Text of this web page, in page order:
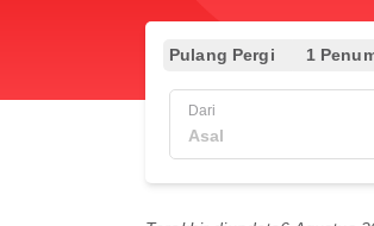
Pulang Pergi 1
Dari